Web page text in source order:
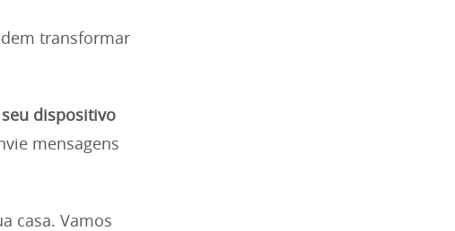
transformar
dispositivo
mensagens
casa. Vamos